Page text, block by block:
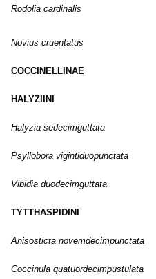
Rodolia cardinalis
Novius cruentatus
COCCINELLINAE
HALYZIINI
Halyzia sedecimguttata
Psyllobora vigintiduopunctata
Vibidia duodecimguttata
TYTTHASPIDINI
Anisosticta novemdecimpunctata
Coccinula quatuordecimpustulata